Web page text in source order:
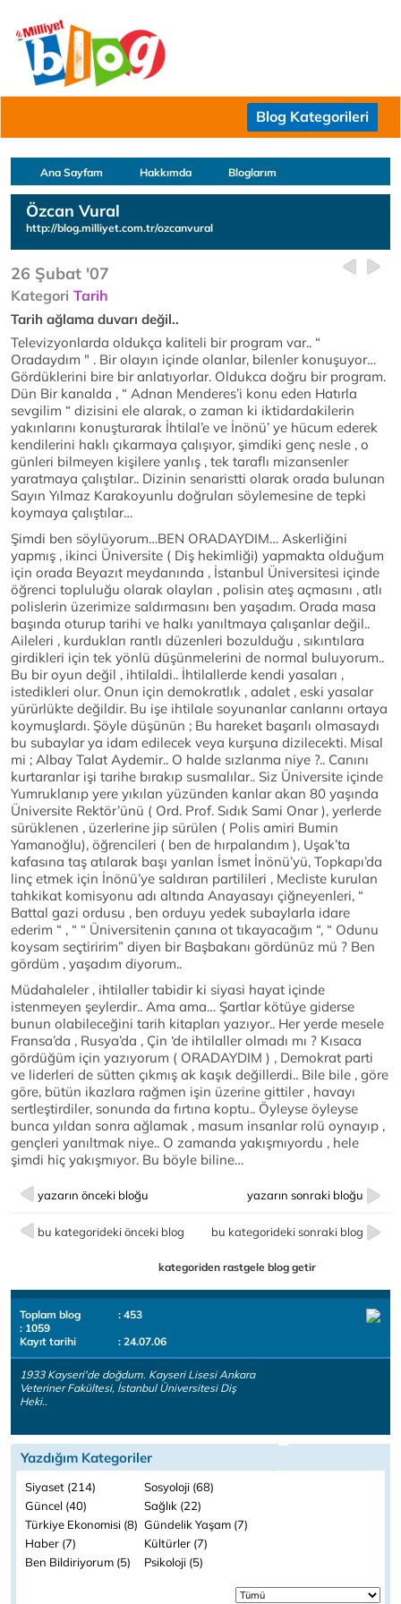
Blog Kategorileri
Ana Sayfam Hakkımda Bloglarım
Özcan Vural
http://blog.milliyet.com.tr/ozcanvural
26 Şubat '07
Kategori Tarih
Tarih ağlama duvarı değil..
Televizyonlarda oldukça kaliteli bir program var.. “
Oradaydım " . Bir olayın içinde olanlar, bilenler konuşuyor…
Gördüklerini bire bir anlatıyorlar. Oldukca doğru bir program.
Dün Bir kanalda , “ Adnan Menderes’i konu eden Hatırla
sevgilim “ dizisini ele alarak, o zaman ki iktidardakilerin
yakınlarını konuşturarak İhtilal’e ve İnönü’ ye hücum ederek
kendilerini haklı çıkarmaya çalışıyor, şimdiki genç nesle , o
günleri bilmeyen kişilere yanlış , tek taraflı mizansenler
yaratmaya çalıştılar.. Dizinin senaristti olarak orada bulunan
Sayın Yılmaz Karakoyunlu doğruları söylemesine de tepki
koymaya çalıştılar…
Şimdi ben söylüyorum…BEN ORADAYDIM… Askerliğini
yapmış , ikinci Üniversite ( Diş hekimliği) yapmakta olduğum
için orada Beyazıt meydanında , İstanbul Üniversitesi içinde
öğrenci topluluğu olarak olayları , polisin ateş açmasını , atlı
polislerin üzerimize saldırmasını ben yaşadım. Orada masa
başında oturup tarihi ve halkı yanıltmaya çalışanlar değil..
Aileleri , kurdukları rantlı düzenleri bozulduğu , sıkıntılara
girdikleri için tek yönlü düşünmelerini de normal buluyorum..
Bu bir oyun değil , ihtilaldi.. İhtilallerde kendi yasaları ,
istedikleri olur. Onun için demokratlık , adalet , eski yasalar
yürürlükte değildir. Bu işe ihtilale soyunanlar canlarını ortaya
koymuşlardı. Şöyle düşünün ; Bu hareket başarılı olmasaydı
bu subaylar ya idam edilecek veya kurşuna dizilecekti. Misal
mi ; Albay Talat Aydemir.. O halde sızlanma niye ?.. Canını
kurtaranlar işi tarihe bırakıp susmalılar.. Siz Üniversite içinde
Yumruklanıp yere yıkılan yüzünden kanlar akan 80 yaşında
Üniversite Rektör’ünü ( Ord. Prof. Sıdık Sami Onar ), yerlerde
sürüklenen , üzerlerine jip sürülen ( Polis amiri Bumin
Yamanoğlu), öğrencileri ( ben de hırpalandım ), Uşak’ta
kafasına taş atılarak başı yarılan İsmet İnönü’yü, Topkapı’da
linç etmek için İnönü’ye saldıran partilileri , Mecliste kurulan
tahkikat komisyonu adı altında Anayasayı çiğneyenleri, “
Battal gazi ordusu , ben orduyu yedek subaylarla idare
ederim “ , “ “ Üniversitenin çanına ot tıkayacağım “, “ Odunu
koysam seçtiririm” diyen bir Başbakanı gördünüz mü ? Ben
gördüm , yaşadım diyorum..
Müdahaleler , ihtilaller tabidir ki siyasi hayat içinde
istenmeyen şeylerdir.. Ama ama… Şartlar kötüye giderse
bunun olabileceğini tarih kitapları yazıyor.. Her yerde mesele
Fransa’da , Rusya’da , Çin ‘de ihtilaller olmadı mı ? Kısaca
gördüğüm için yazıyorum ( ORADAYDIM ) , Demokrat parti
ve liderleri de sütten çıkmış ak kaşık değillerdi.. Bile bile , göre
göre, bütün ikazlara rağmen işin üzerine gittiler , havayı
sertleştirdiler, sonunda da fırtına koptu.. Öyleyse öyleyse
bunca yıldan sonra ağlamak , masum insanlar rolü oynayıp ,
gençleri yanıltmak niye.. O zamanda yakışmıyordu , hele
şimdi hiç yakışmıyor. Bu böyle biline…
yazarın önceki bloğu yazarın sonraki bloğu
bu kategorideki önceki blog bu kategorideki sonraki blog
kategoriden rastgele blog getir
Toplam blog
: 453
: 1059
Kayıt tarihi
: 24.07.06
1933 Kayseri'de doğdum. Kayseri Lisesi Ankara
Veteriner Fakültesi, İstanbul Üniversitesi Diş
Heki..
Yazdığım Kategoriler
Siyaset (214)
Sosyoloji (68)
Güncel (40)
Sağlık (22)
Türkiye Ekonomisi (8) Gündelik Yaşam (7)
Haber (7)
Kültürler (7)
Ben Bildiriyorum (5)
Psikoloji (5)